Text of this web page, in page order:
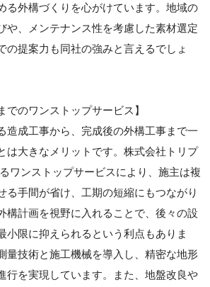
る外構づくりを心がけています。地域の
や、メンテナンス性を考慮した素材選定
の提案力も同社の強みと言えるでしょ
でのワンストップサービス】
造成工事から、完成後の外構工事まで一
は大きなメリットです。株式会社トリプ
ワンストップサービスにより、施主は複
る手間が省け、工期の短縮にもつながり
構計画を視野に入れることで、後々の設
小限に抑えられるという利点もありま
量技術と施工機械を導入し、精密な地形
行を実現しています。また、地盤改良や